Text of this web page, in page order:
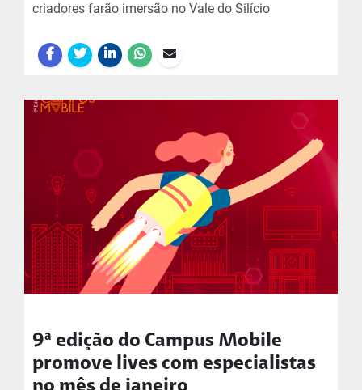
criadores farão imersão no Vale do Silício
9ª edição do Campus Mobile
promove lives com especialistas